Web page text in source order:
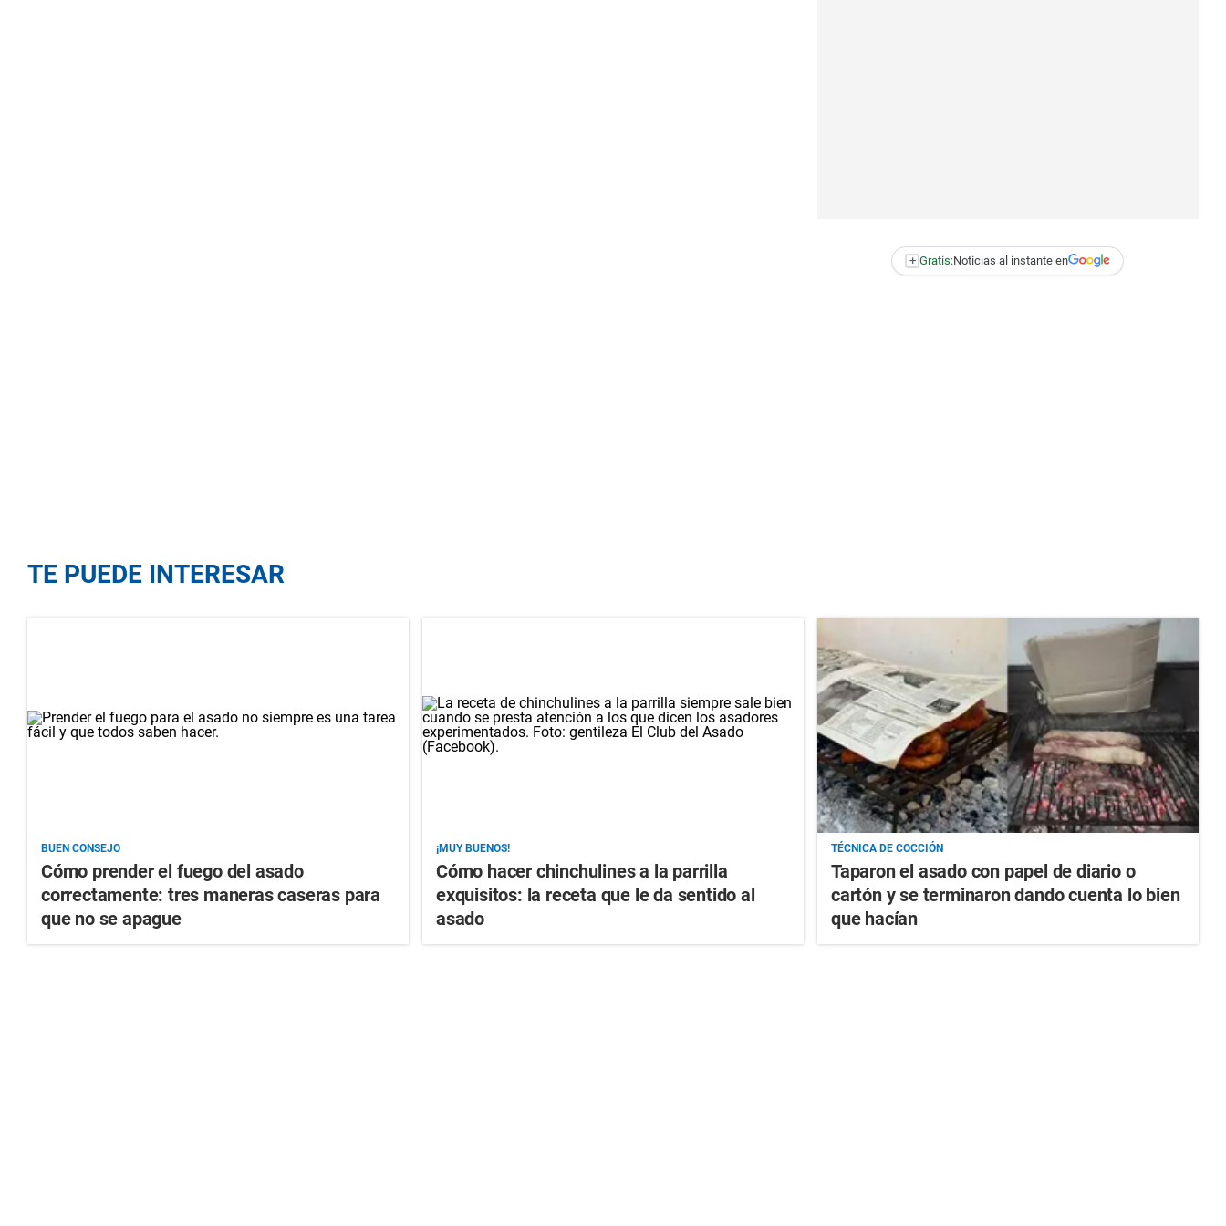
+ Gratis:Noticias al instante en
TE PUEDE INTERESAR
BUEN CONSEJO
Cómo prender el fuego del asado
correctamente: tres maneras caseras para
que no se apague
¡MUY BUENOS!
Cómo hacer chinchulines a la parrilla
exquisitos: la receta que le da sentido al
asado
TÉCNICA DE COCCIÓN
Taparon el asado con papel de diario o
cartón y se terminaron dando cuenta lo bien
que hacían